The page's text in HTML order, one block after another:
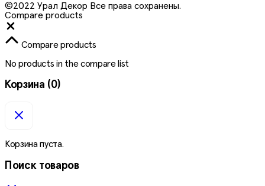
©2022 Урал Декор Все права сохранены.
Compare products
Compare products
No products in the compare list
Корзина (0)
Корзина пуста.
Поиск товаров